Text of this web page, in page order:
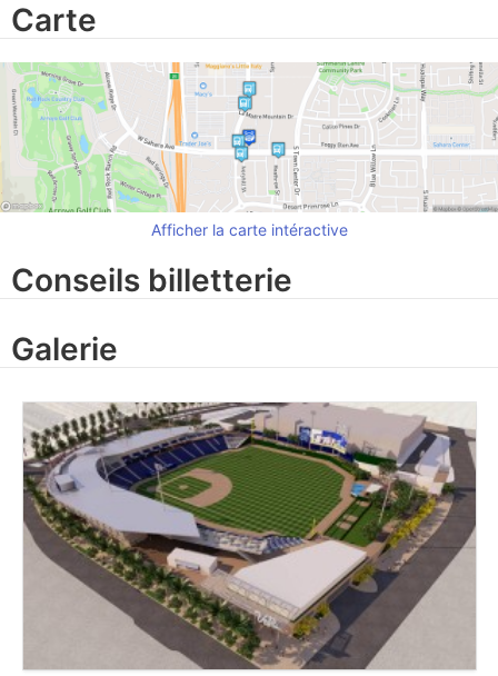
Carte
Afficher la carte intéractive
Conseils billetterie
Galerie